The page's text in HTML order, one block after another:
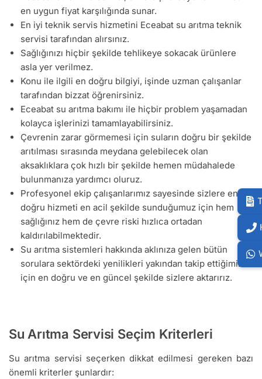
en uygun fiyat karşılığında sunar.
En iyi teknik servis hizmetini Eceabat su arıtma teknik
servisi tarafından alırsınız.
Sağlığınızı hiçbir şekilde tehlikeye sokacak ürünlere
asla yer verilmez.
Konu ile ilgili en doğru bilgiyi, işinde uzman çalışanlar
tarafından bizzat öğrenirsiniz.
Eceabat su arıtma bakımı ile hiçbir problem yaşamadan
kolayca işlerinizi tamamlayabilirsiniz.
Çevrenin zarar görmemesi için suların doğru bir şekilde
arıtılması sırasında meydana gelebilecek olan
aksaklıklara çok hızlı bir şekilde hemen müdahalede
bulunmanıza yardımcı oluruz.
Profesyonel ekip çalışanlarımız sayesinde sizlere en
doğru hizmeti en acil şekilde sunduğumuz için hem
sağlığınız hem de çevre riski hızlıca ortadan
kaldırılabilmektedir.
Su arıtma sistemleri hakkında aklınıza gelen bütün
sorulara sektördeki yenilikleri yakından takip ettiğimiz
için en doğru ve en güncel şekilde sizlere aktarırız.
Su Arıtma Servisi Seçim Kriterleri
Su arıtma servisi seçerken dikkat edilmesi gereken bazı
önemli kriterler şunlardır: